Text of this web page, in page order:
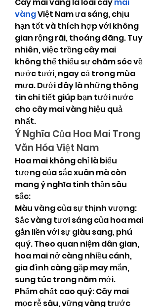
vàng Việt Nam ưa sáng, chịu
hạn tốt và thích hợp với không
gian rộng rãi, thoáng đãng. Tuy
nhiên, việc trồng cây mai
không thể thiếu sự chăm sóc về
nước tưới, ngay cả trong mùa
mưa. Dưới đây là những thông
tin chi tiết giúp bạn tưới nước
cho cây mai vàng hiệu quả
nhất.
Ý Nghĩa Của Hoa Mai Trong
Văn Hóa Việt Nam
Hoa mai không chỉ là biểu
tượng của sắc xuân mà còn
mang ý nghĩa tinh thần sâu
sắc:
Màu vàng của sự thịnh vượng:
Sắc vàng tươi sáng của hoa mai
gắn liền với sự giàu sang, phú
quý. Theo quan niệm dân gian,
hoa mai nở càng nhiều cánh,
gia đình càng gặp may mắn,
sung túc trong năm mới.
Phẩm chất cao quý: Cây mai
mọc rễ sâu, vững vàng trước